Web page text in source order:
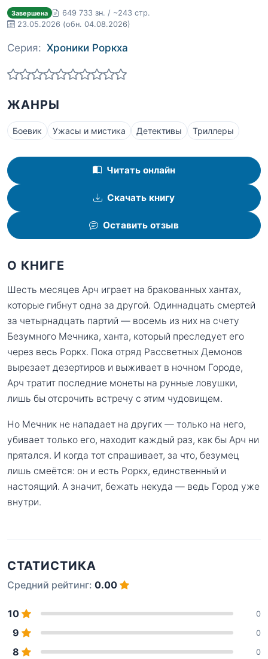
Завершена
649 733 зн. / ~243 стр.
23.05.2026 (обн. 04.08.2026)
Серия: Хроники Роркха
ЖАНРЫ
Боевик Ужасы и мистика Детективы Триллеры
Читать онлайн
Скачать книгу
Оставить отзыв
О КНИГЕ
Шесть месяцев Арч играет на бракованных хантах,
которые гибнут одна за другой. Одиннадцать смертей
за четырнадцать партий — восемь из них на счету
Безумного Мечника, ханта, который преследует его
через весь Роркх. Пока отряд Рассветных Демонов
вырезает дезертиров и выживает в ночном Городе,
Арч тратит последние монеты на рунные ловушки,
лишь бы отсрочить встречу с этим чудовищем.
Но Мечник не нападает на других — только на него,
убивает только его, находит каждый раз, как бы Арч ни
прятался. И когда тот спрашивает, за что, безумец
лишь смеётся: он и есть Роркх, единственный и
настоящий. А значит, бежать некуда — ведь Город уже
внутри.
СТАТИСТИКА
Средний рейтинг: 0.00
10 0
9 0
8 0